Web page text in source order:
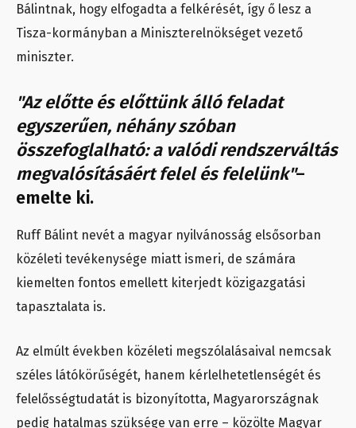
Bálintnak, hogy elfogadta a felkérését, így ő lesz a
Tisza-kormányban a Miniszterelnökséget vezető
miniszter.
"Az előtte és előttünk álló feladat
egyszerűen, néhány szóban
összefoglalható: a valódi rendszerváltás
megvalósításáért felel és felelünk"–
emelte ki.
Ruff Bálint nevét a magyar nyilvánosság elsősorban
közéleti tevékenysége miatt ismeri, de számára
kiemelten fontos emellett kiterjedt közigazgatási
tapasztalata is.
Az elmúlt években közéleti megszólalásaival nemcsak
széles látókörűségét, hanem kérlelhetetlenségét és
felelősségtudatát is bizonyította, Magyarországnak
pedig hatalmas szüksége van erre – közölte Magyar